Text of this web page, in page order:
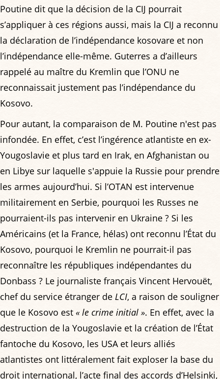
Poutine dit que la décision de la CIJ pourrait
s’appliquer à ces régions aussi, mais la CIJ a reconnu
la déclaration de l’indépendance kosovare et non
l’indépendance elle-même. Guterres a d’ailleurs
rappelé au maître du Kremlin que l’ONU ne
reconnaissait justement pas l’indépendance du
Kosovo.
Pour autant, la comparaison de M. Poutine n'est pas
infondée. En effet, c’est l’ingérence atlantiste en ex-
Yougoslavie et plus tard en Irak, en Afghanistan ou
en Libye sur laquelle s'appuie la Russie pour prendre
les armes aujourd’hui. Si l’OTAN est intervenue
militairement en Serbie, pourquoi les Russes ne
pourraient-ils pas intervenir en Ukraine ? Si les
Américains (et la France, hélas) ont reconnu l’État du
Kosovo, pourquoi le Kremlin ne pourrait-il pas
reconnaître les républiques indépendantes du
Donbass ? Le journaliste français Vincent Hervouët,
chef du service étranger de LCI, a raison de souligner
que le Kosovo est « le crime initial ». En effet, avec la
destruction de la Yougoslavie et la création de l’État
fantoche du Kosovo, les USA et leurs alliés
atlantistes ont littéralement fait exploser la base du
droit international, l’acte final des accords d’Helsinki,